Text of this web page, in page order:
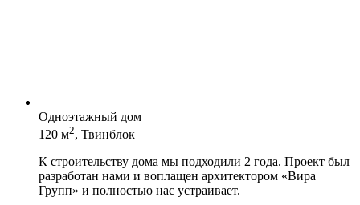
Одноэтажный дом
120 м2, Твинблок
К строительству дома мы подходили 2 года. Проект был
разработан нами и воплащен архитектором «Вира
Групп» и полностью нас устраивает.